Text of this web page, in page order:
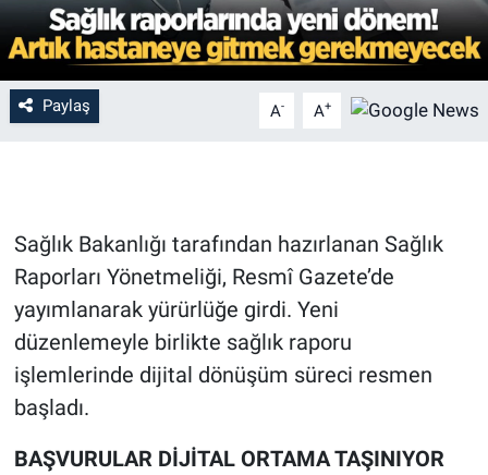
Paylaş A- A+
Sağlık Bakanlığı tarafından hazırlanan Sağlık
Raporları Yönetmeliği, Resmî Gazete’de
yayımlanarak yürürlüğe girdi. Yeni
düzenlemeyle birlikte sağlık raporu
işlemlerinde dijital dönüşüm süreci resmen
başladı.
BAŞVURULAR DİJİTAL ORTAMA TAŞINIYOR